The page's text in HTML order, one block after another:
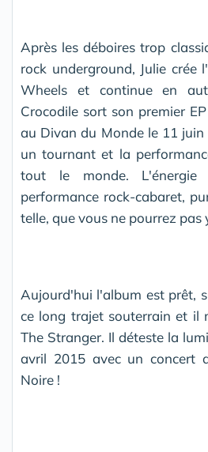
Après les déboires trop
rock underground, Julie crée
Wheels et continue en
Crocodile sort son premier
au Divan du Monde le 11
un tournant et la
tout le monde.
performance rock-cabaret,
telle, que vous ne pourrez pas
Aujourd'hui l'album est prêt,
ce long trajet souterrain et il
The Stranger. Il déteste la
avril 2015 avec un concert
Noire !